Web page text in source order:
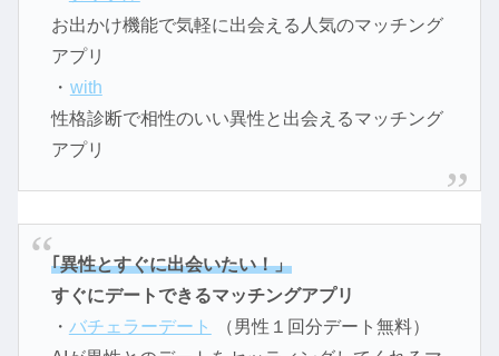
お出かけ機能で気軽に出会える人気のマッチング
アプリ
・ with
性格診断で相性のいい異性と出会えるマッチング
アプリ
｢異性とすぐに出会いたい！」
すぐにデートできるマッチングアプリ
・ バチェラーデート
（男性１回分デート無料）